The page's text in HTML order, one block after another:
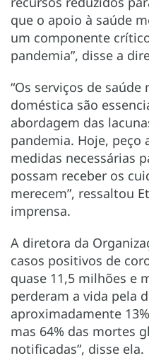
que o apoio à saúde
um componente
pandemia”, disse a
“Os serviços de
doméstica são
abordagem das
pandemia. Hoje, peço
medidas necessárias
possam receber os
merecem”, ressaltou
imprensa.
A diretora da
casos positivos de
quase 11,5 milhões e
perderam a vida pela
aproximadamente
mas 64% das mortes
notificadas”, disse ela.